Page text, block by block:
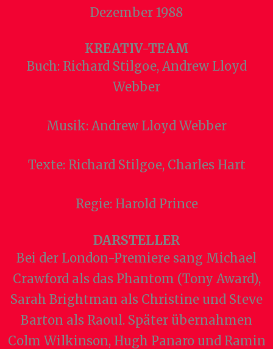
Dezember 1988
KREATIV-TEAM
Buch: Richard Stilgoe, Andrew Lloyd
Webber
Musik: Andrew Lloyd Webber
Texte: Richard Stilgoe, Charles Hart
Regie: Harold Prince
DARSTELLER
Bei der London-Premiere sang Michael
Crawford als das Phantom (Tony Award),
Sarah Brightman als Christine und Steve
Barton als Raoul. Später übernahmen
Colm Wilkinson, Hugh Panaro und Ramin